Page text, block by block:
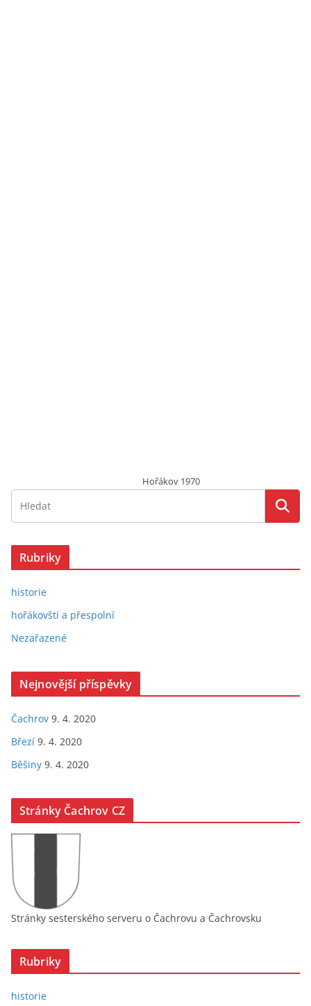
Hořákov 1970
Rubriky
historie
hořákovští a přespolní
Nezařazené
Nejnovější příspěvky
Čachrov 9. 4. 2020
Březí 9. 4. 2020
Běšiny 9. 4. 2020
Stránky Čachrov CZ
Stránky sesterského serveru o Čachrovu a Čachrovsku
Rubriky
historie